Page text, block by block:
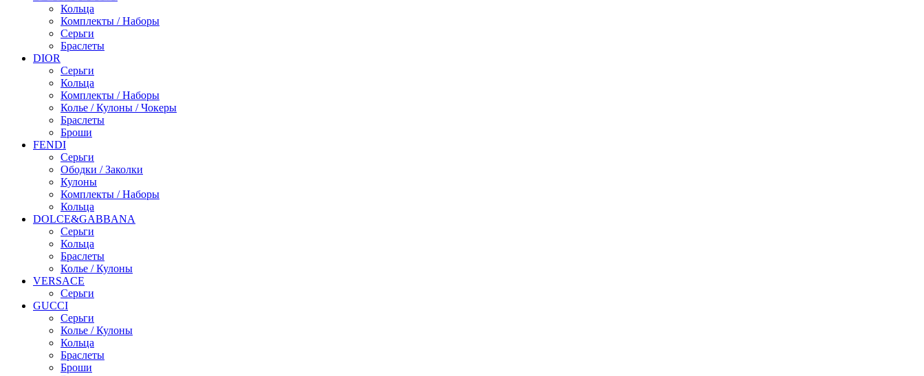
Кольца
Комплекты / Наборы
Серьги
Браслеты
DIOR
Серьги
Кольца
Комплекты / Наборы
Колье / Кулоны / Чокеры
Браслеты
Броши
FENDI
Серьги
Ободки / Заколки
Кулоны
Комплекты / Наборы
Кольца
DOLCE&GABBANA
Серьги
Кольца
Браслеты
Колье / Кулоны
VERSACE
Серьги
GUCCI
Серьги
Колье / Кулоны
Кольца
Браслеты
Броши